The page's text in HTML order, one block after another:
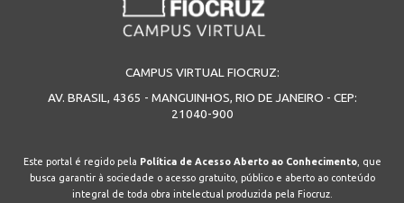
CAMPUS VIRTUAL FIOCRUZ:
AV. BRASIL, 4365 - MANGUINHOS, RIO DE JANEIRO - CEP:
21040-900
Este portal é regido pela Política de Acesso Aberto ao Conhecimento, que
busca garantir à sociedade o acesso gratuito, público e aberto ao conteúdo
integral de toda obra intelectual produzida pela Fiocruz.